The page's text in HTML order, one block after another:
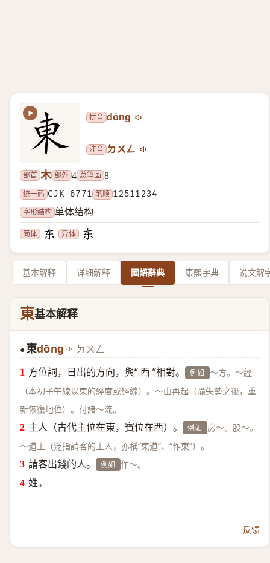
拼音 dōng
注音 ㄉㄨㄥ
部首 木 部外 4 总笔画 8
统一码 CJK 6771 笔顺 12511234
字形结构 单体结构
简体 异体
基本解释 详细解释 國語辭典 康熙字典 说文解
東基本解释
●東dōng ㄉㄨㄥ
方位詞，日出的方向，與“ 西 ”相對。 例如 ～方。～經
（本初子午線以東的經度或經線）。～山再起（喻失勢之後，重
新恢復地位）。付諸～流。
主人（古代主位在東，賓位在西）。 例如 房～。股～。
～道主（泛指請客的主人，亦稱“東道”、“作東”）。
請客出錢的人。 例如 作～。
姓。
反馈